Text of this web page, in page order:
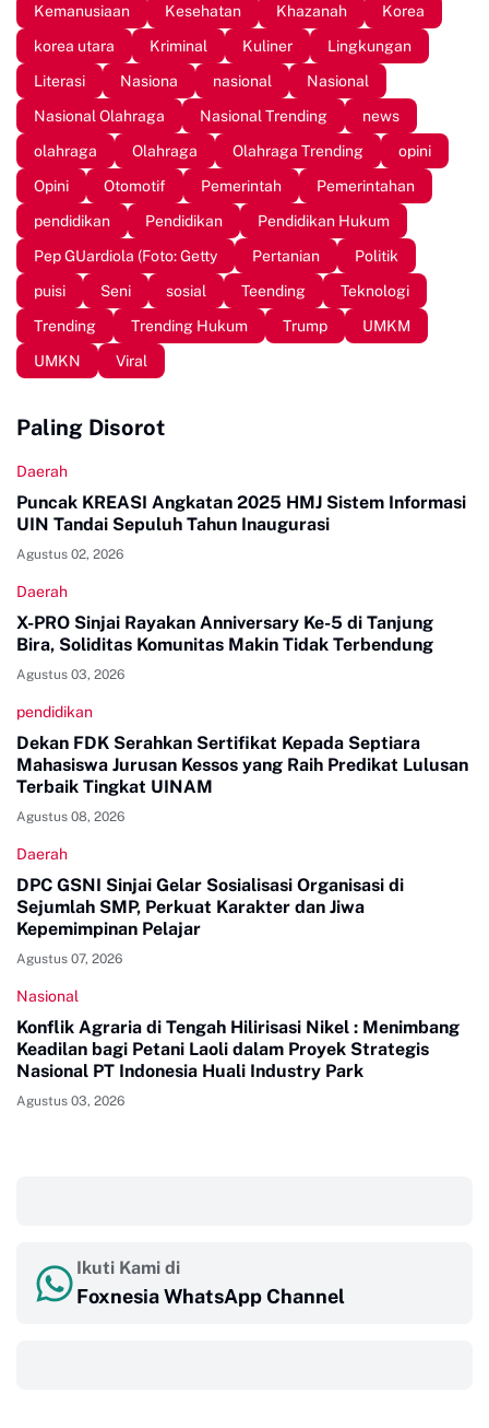
Kemanusiaan
Kesehatan Khazanah
Korea
korea utara
Kriminal Kuliner
Lingkungan
Literasi
Nasiona nasional
Nasional
Nasional Olahraga
Nasional Trending
news
olahraga
Olahraga Olahraga Trending
opini
Opini
Otomotif Pemerintah
Pemerintahan
pendidikan
Pendidikan
Pendidikan Hukum
Pep GUardiola (Foto: Getty
Pertanian
Politik
puisi
Seni sosial Teending
Teknologi
Trending
Trending Hukum Trump
UMKM
UMKN
Viral
Paling Disorot
Daerah
Puncak KREASI Angkatan 2025 HMJ Sistem Informasi
UIN Tandai Sepuluh Tahun Inaugurasi
Agustus 02, 2026
Daerah
X-PRO Sinjai Rayakan Anniversary Ke-5 di Tanjung
Bira, Soliditas Komunitas Makin Tidak Terbendung
Agustus 03, 2026
pendidikan
Dekan FDK Serahkan Sertifikat Kepada Septiara
Mahasiswa Jurusan Kessos yang Raih Predikat Lulusan
Terbaik Tingkat UINAM
Agustus 08, 2026
Daerah
DPC GSNI Sinjai Gelar Sosialisasi Organisasi di
Sejumlah SMP, Perkuat Karakter dan Jiwa
Kepemimpinan Pelajar
Agustus 07, 2026
Nasional
Konflik Agraria di Tengah Hilirisasi Nikel : Menimbang
Keadilan bagi Petani Laoli dalam Proyek Strategis
Nasional PT Indonesia Huali Industry Park
Agustus 03, 2026
Ikuti Kami di
Foxnesia WhatsApp Channel